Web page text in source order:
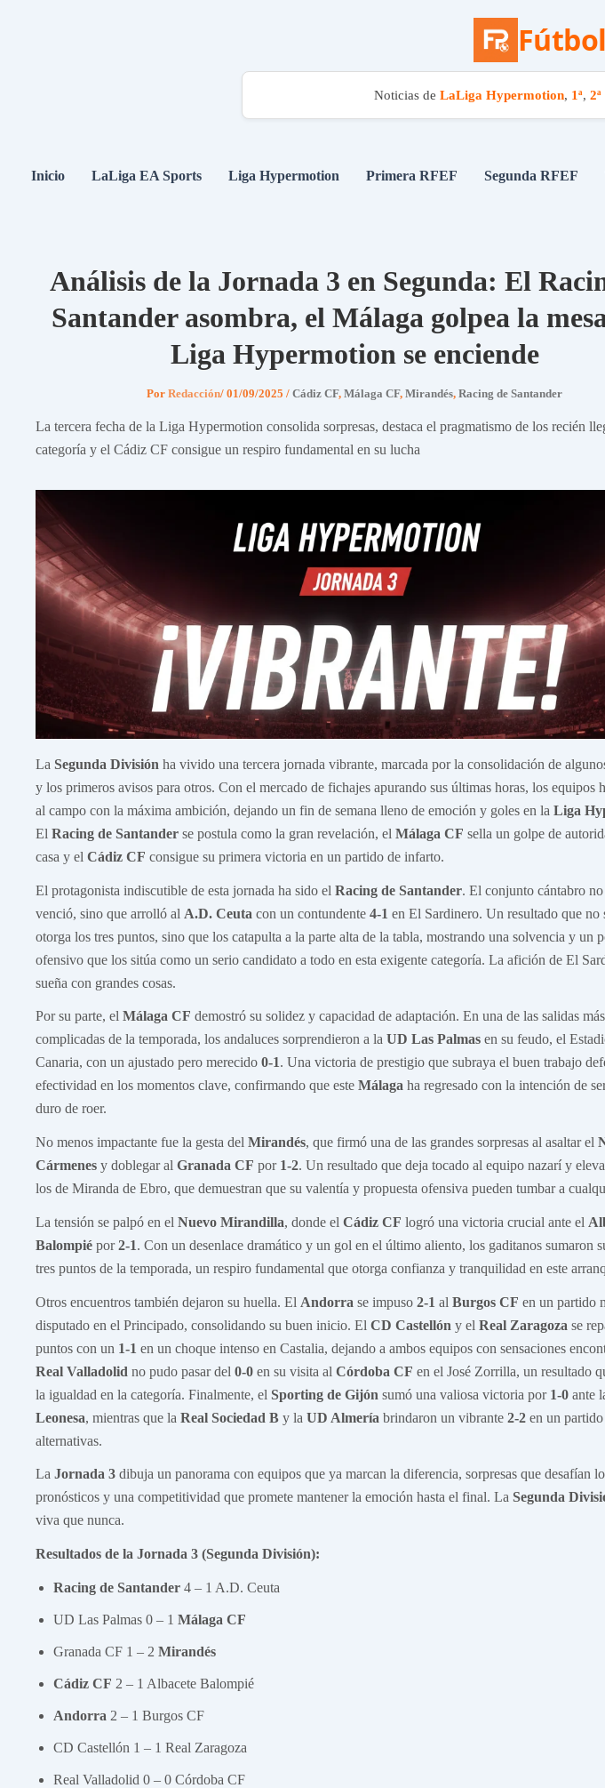
Noticias de LaLiga Hypermotion, 1ª, 2ª
Inicio LaLiga EA Sports Liga Hypermotion Primera RFEF Segunda RFEF
Análisis de la Jornada 3 en Segunda: El
Santander asombra, el Málaga golpea la
Liga Hypermotion se enciende
Por Redacción/ 01/09/2025 / Cádiz CF, Málaga CF, Mirandés, Racing de Santander
La tercera fecha de la Liga Hypermotion consolida sorpresas, destaca el pragmatismo de los recién
categoría y el Cádiz CF consigue un respiro fundamental en su lucha
La Segunda División ha vivido una tercera jornada vibrante, marcada por la consolidación de
y los primeros avisos para otros. Con el mercado de fichajes apurando sus últimas horas, los equipos
al campo con la máxima ambición, dejando un fin de semana lleno de emoción y goles en la Liga
El Racing de Santander se postula como la gran revelación, el Málaga CF sella un golpe de
casa y el Cádiz CF consigue su primera victoria en un partido de infarto.
El protagonista indiscutible de esta jornada ha sido el Racing de Santander. El conjunto cántabro
venció, sino que arrolló al A.D. Ceuta con un contundente 4-1 en El Sardinero. Un resultado que no
otorga los tres puntos, sino que los catapulta a la parte alta de la tabla, mostrando una solvencia y un
ofensivo que los sitúa como un serio candidato a todo en esta exigente categoría. La afición de El
sueña con grandes cosas.
Por su parte, el Málaga CF demostró su solidez y capacidad de adaptación. En una de las salidas más
complicadas de la temporada, los andaluces sorprendieron a la UD Las Palmas en su feudo, el
Canaria, con un ajustado pero merecido 0-1. Una victoria de prestigio que subraya el buen trabajo
efectividad en los momentos clave, confirmando que este Málaga ha regresado con la intención de
duro de roer.
No menos impactante fue la gesta del Mirandés, que firmó una de las grandes sorpresas al asaltar el
Cármenes y doblegar al Granada CF por 1-2. Un resultado que deja tocado al equipo nazarí y
los de Miranda de Ebro, que demuestran que su valentía y propuesta ofensiva pueden tumbar a
La tensión se palpó en el Nuevo Mirandilla, donde el Cádiz CF logró una victoria crucial ante el
Balompié por2-1. Con un desenlace dramático y un gol en el último aliento, los gaditanos sumaron
tres puntos de la temporada, un respiro fundamental que otorga confianza y tranquilidad en este
Otros encuentros también dejaron su huella. El Andorra se impuso 2-1 al Burgos CF en un partido
disputado en el Principado, consolidando su buen inicio. El CD Castellón y el Real Zaragoza se
puntos con un 1-1 en un choque intenso en Castalia, dejando a ambos equipos con sensaciones
Real Valladolid no pudo pasar del 0-0 en su visita al Córdoba CF en el José Zorrilla, un resultado
la igualdad en la categoría. Finalmente, el Sporting de Gijón sumó una valiosa victoria por 1-0 ante
Leonesa, mientras que la Real Sociedad B y la UD Almería brindaron un vibrante 2-2 en un
alternativas.
La Jornada 3 dibuja un panorama con equipos que ya marcan la diferencia, sorpresas que desafían
pronósticos y una competitividad que promete mantener la emoción hasta el final. La Segunda
viva que nunca.
Resultados de la Jornada 3 (Segunda División):
Racing de Santander 4 – 1 A.D. Ceuta
UD Las Palmas 0 – 1 Málaga CF
Granada CF 1 – 2 Mirandés
Cádiz CF 2 – 1 Albacete Balompié
Andorra 2 – 1 Burgos CF
CD Castellón 1 – 1 Real Zaragoza
Real Valladolid 0 – 0 Córdoba CF